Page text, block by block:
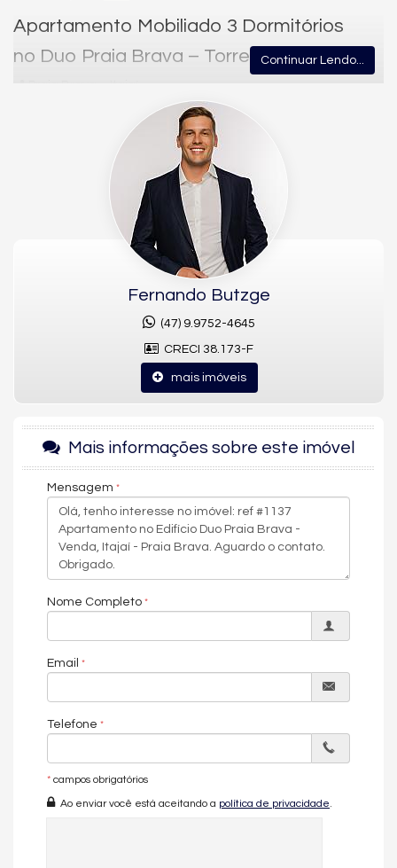
Apartamento Mobiliado 3 Dormitórios
no Duo Praia Brava – Torre B
Conforto, modernidade e lazer completo em um dos endereços
mais desejados da Praia Brava. Este apartamento mobiliado
89,10 m² de área privativa, com excelente distribuição
2 vagas de garagem
, ideal para quem busca praticidade e
qualidade de vida perto do mar.
✨ Características do Apartamento
1 suíte + 2 dormitórios
Sacada com churrasqueira
Ambientes integrados, bem iluminados e com layout
inteligente, proporcionando conforto tanto para moradia quanto
para veraneio.
🏢 Estrutura Completa de Lazer
O Duo Praia Brava é reconhecido pela sua área de lazer ampla
Piscina adulto
Spa
Sauna
Continuar Lendo...
Fernando Butzge
(47) 9.9752-4645
CRECI 38.173-F
mais imóveis
Mais informações sobre este imóvel
Mensagem
Nome Completo
Email
Telefone
* campos obrigatórios
Ao enviar você está aceitando a política de privacidade